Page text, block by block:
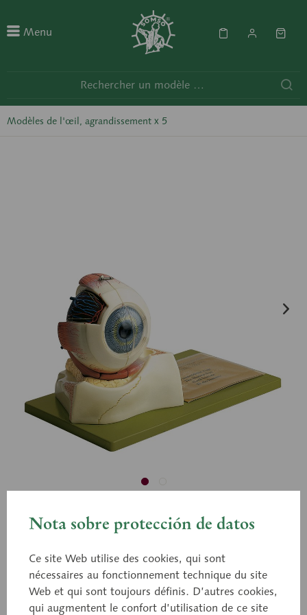
Menu
Modèles de l'œil, agrandissement x 5
CS 10
Agrandissement x 5 env., en SOMSO-Plast®. Coupe
Nota sobre protección de datos
Ce site Web utilise des cookies, qui sont
nécessaires au fonctionnement technique du site
Web et qui sont toujours définis. D’autres cookies,
qui augmentent le confort d’utilisation de ce site